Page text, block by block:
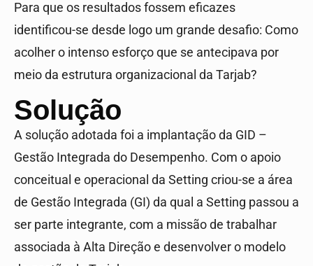
Para que os resultados fossem eficazes
identificou-se desde logo um grande desafio: Como
acolher o intenso esforço que se antecipava por
meio da estrutura organizacional da Tarjab?
Solução
A solução adotada foi a implantação da GID –
Gestão Integrada do Desempenho. Com o apoio
conceitual e operacional da Setting criou-se a área
de Gestão Integrada (GI) da qual a Setting passou a
ser parte integrante, com a missão de trabalhar
associada à Alta Direção e desenvolver o modelo